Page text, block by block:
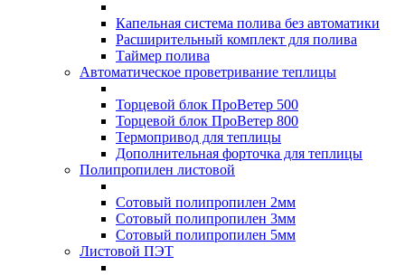
Капельная система полива без автоматики
Расширительный комплект для полива
Таймер полива
Автоматическое проветривание теплицы
Торцевой блок ПроВетер 500
Торцевой блок ПроВетер 800
Термопривод для теплицы
Дополнительная форточка для теплицы
Полипропилен листовой
Сотовый полипропилен 2мм
Сотовый полипропилен 3мм
Сотовый полипропилен 5мм
Листовой ПЭТ